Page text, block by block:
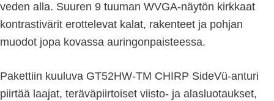
veden alla. Suuren 9 tuuman WVGA-näytön kirkkaat
kontrastivärit erottelevat kalat, rakenteet ja pohjan
muodot jopa kovassa auringonpaisteessa.
Pakettiin kuuluva GT52HW-TM CHIRP SideVü-anturi
piirtää laajat, teräväpiirtoiset viisto- ja alasluotaukset,